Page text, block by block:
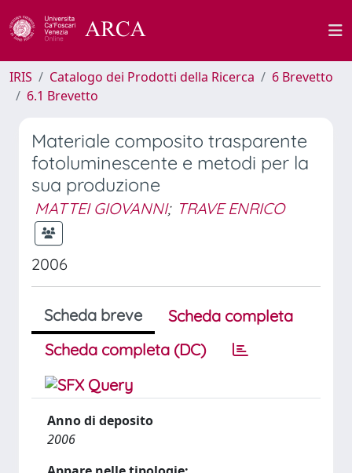
IRIS Catalogo dei Prodotti della Ricerca
6 Brevetto
6.1 Brevetto
Materiale composito trasparente
fotoluminescente e metodi per la
sua produzione
MATTEI GIOVANNI; TRAVE ENRICO
2006
Scheda breve
Scheda completa
Scheda completa (DC)
Anno di deposito
2006